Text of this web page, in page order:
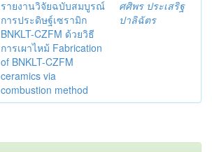
รายงานวิจัยฉบับสมบูรณ์
การประดิษฐ์เซรามิก
BNKLT-CZFM ด้วยวิธี
การเผาไหม้ Fabrication
of BNKLT-CZFM
ceramics via
combustion method
ศศิพร ประเสริฐ
ปาลิฉัตร